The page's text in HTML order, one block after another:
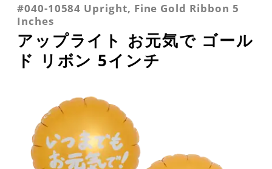
#040-10584 Upright, Fine Gold Ribbon 5
Inches
アップライト お元気で ゴール
ド リボン 5インチ